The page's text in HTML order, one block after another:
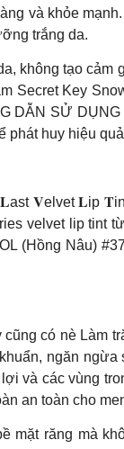
và khỏe
trắng da.
không tạo cảm
Secret Key
DẪN SỬ
phát huy hiệu
𝐕elvet 𝐋ip
velvet lip tint
(Hồng Nâu)
cũng có nè Làm
ngăn ngừa
và các vùng
an toàn cho
mặt răng mà